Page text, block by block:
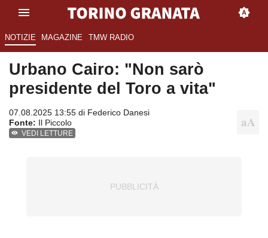
NOTIZIE MAGAZINE TMW RADIO
Urbano Cairo: "Non sarò
presidente del Toro a vita"
07.08.2025 13:55 di Federico Danesi
Fonte: Il Piccolo
VEDI LETTURE